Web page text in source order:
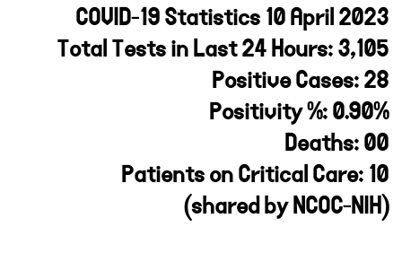
COVID-19 Statistics 10 April 2023
Total Tests in Last 24 Hours: 3,105
Positive Cases: 28
Positivity %: 0.90%
Deaths: 00
Patients on Critical Care: 10
(shared by NCOC-NIH)